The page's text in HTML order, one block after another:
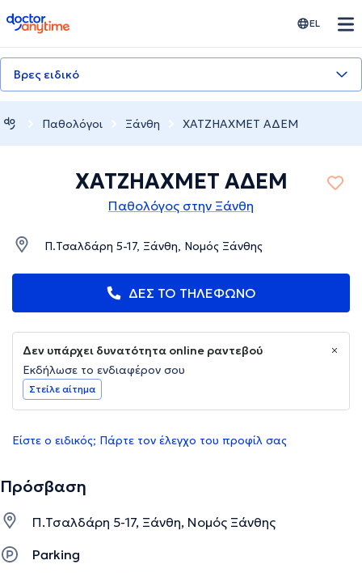
doctoranytime EL
Βρες ειδικό
Παθολόγοι Ξάνθη ΧΑΤΖΗΑΧΜΕΤ ΑΔΕΜ
ΧΑΤΖΗΑΧΜΕΤ ΑΔΕΜ
Παθολόγος στην Ξάνθη
Π.Τσαλδάρη 5-17, Ξάνθη, Νομός Ξάνθης
ΔΕΣ ΤΟ ΤΗΛΕΦΩΝΟ
Δεν υπάρχει δυνατότητα online ραντεβού
Εκδήλωσε το ενδιαφέρον σου
Στείλε αίτημα
Είστε ο ειδικός; Πάρτε τον έλεγχο του προφίλ σας
Πρόσβαση
Π.Τσαλδάρη 5-17, Ξάνθη, Νομός Ξάνθης
Parking